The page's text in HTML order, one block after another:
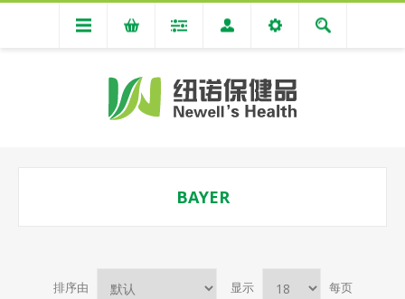
BAYER
排序由 显示 每页